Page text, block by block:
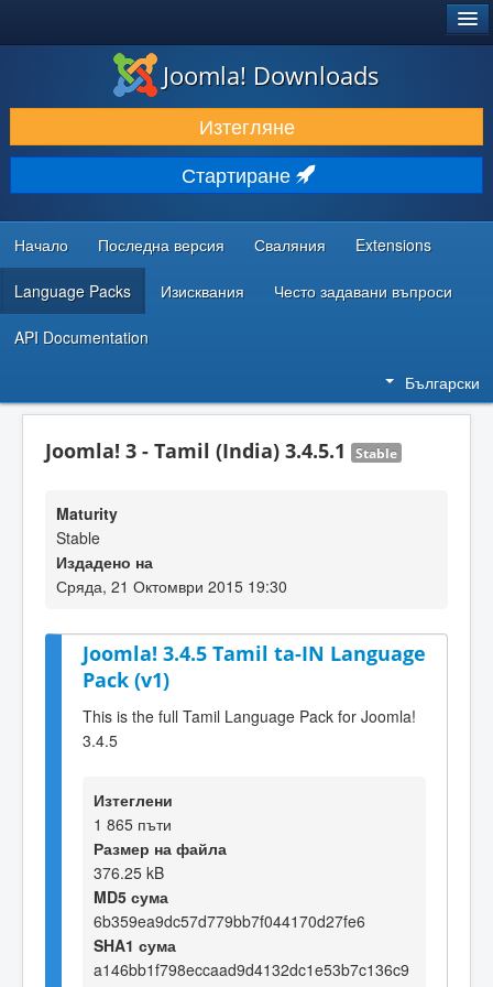
ИЗТЕГЛЯНЕ & РАЗШИРЯВАНЕ
ОТКРИВАЙТЕ & УЧЕТЕ
ОБЩНОСТ & ПОДДРЪЖКА
РЕСУРСИ ЗА РАЗРАБОТКА
Joomla! Downloads
Изтегляне
Стартиране
Начало Последна версия Сваляния Extensions
Language Packs Изисквания Често задавани въпроси
API Documentation
Български
Joomla! 3 - Tamil (India) 3.4.5.1 Stable
Maturity
Stable
Издадено на
Сряда, 21 Октомври 2015 19:30
Joomla! 3.4.5 Tamil ta-IN Language
Pack (v1)
This is the full Tamil Language Pack for Joomla!
3.4.5
Изтеглени
1 865 пъти
Размер на файла
376.25 kB
MD5 сума
6b359ea9dc57d779bb7f044170d27fe6
SHA1 сума
a146bb1f798eccaad9d4132dc1e53b7c136c9